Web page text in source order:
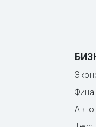
Авто